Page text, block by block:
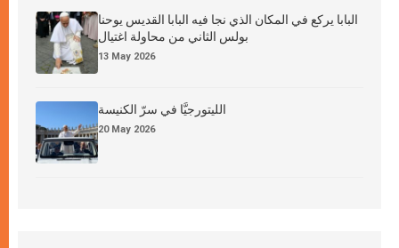
البابا يركع في المكان الذي نجا فيه البابا القديس يوحنا
بولس الثاني من محاولة اغتيال
13 May 2026
الليتورجيَّا في سرّ الكنيسة
20 May 2026